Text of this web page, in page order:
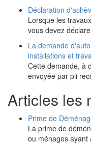
Déclaration
Lorsque les
vous devez
La demande
installations et
Cette demande, à
envoyée par pli
Articles les
Prime de
La prime de
ou ménages